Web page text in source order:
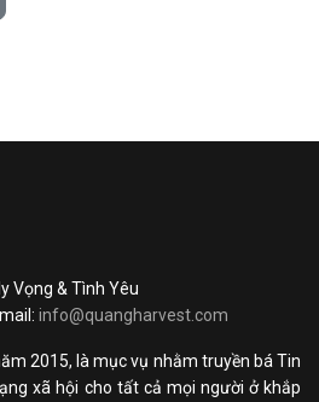
Vọng & Tình Yêu
info@quangharvest.com
2015, là mục vụ nhằm truyền bá Tin
xã hội cho tất cả mọi người ở khắp